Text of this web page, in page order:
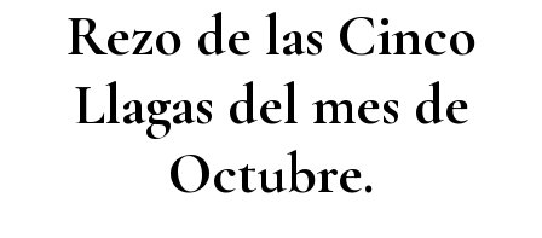
Rezo de las Cinco
Llagas del mes de
Octubre.